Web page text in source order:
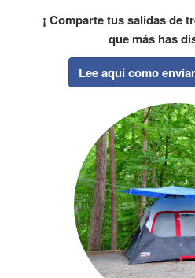
¡ Comparte tus salidas de
que más has
Lee aquí como